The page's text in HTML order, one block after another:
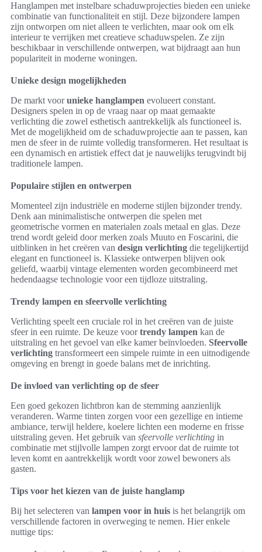
Hanglampen met instelbare schaduwprojecties bieden een unieke
combinatie van functionaliteit en stijl. Deze bijzondere lampen
zijn ontworpen om niet alleen te verlichten, maar ook om elk
interieur te verrijken met creatieve schaduwspelen. Ze zijn
beschikbaar in verschillende ontwerpen, wat bijdraagt aan hun
populariteit in moderne woningen.
Unieke design mogelijkheden
De markt voorunieke hanglampen evolueert constant.
Designers spelen in op de vraag naar op maat gemaakte
verlichting die zowel esthetisch aantrekkelijk als functioneel is.
Met de mogelijkheid om de schaduwprojectie aan te passen, kan
men de sfeer in de ruimte volledig transformeren. Het resultaat is
een dynamisch en artistiek effect dat je nauwelijks terugvindt bij
traditionele lampen.
Populaire stijlen en ontwerpen
Momenteel zijn industriële en moderne stijlen bijzonder trendy.
Denk aan minimalistische ontwerpen die spelen met
geometrische vormen en materialen zoals metaal en glas. Deze
trend wordt geleid door merken zoals Muuto en Foscarini, die
uitblinken in het creëren van design verlichting die tegelijkertijd
elegant en functioneel is. Klassieke ontwerpen blijven ook
geliefd, waarbij vintage elementen worden gecombineerd met
hedendaagse technologie voor een tijdloze uitstraling.
Trendy lampen en sfeervolle verlichting
Verlichting speelt een cruciale rol in het creëren van de juiste
sfeer in een ruimte. De keuze voortrendy lampen kan de
uitstraling en het gevoel van elke kamer beïnvloeden. Sfeervolle
verlichting transformeert een simpele ruimte in een uitnodigende
omgeving en brengt in goede balans met de inrichting.
De invloed van verlichting op de sfeer
Een goed gekozen lichtbron kan de stemming aanzienlijk
veranderen. Warme tinten zorgen voor een gezellige en intieme
ambiance, terwijl heldere, koelere lichten een moderne en frisse
uitstraling geven. Het gebruik van sfeervolle verlichting in
combinatie met stijlvolle lampen zorgt ervoor dat de ruimte tot
leven komt en aantrekkelijk wordt voor zowel bewoners als
gasten.
Tips voor het kiezen van de juiste hanglamp
Bij het selecteren van lampen voor in huis is het belangrijk om
verschillende factoren in overweging te nemen. Hier enkele
nuttige tips: